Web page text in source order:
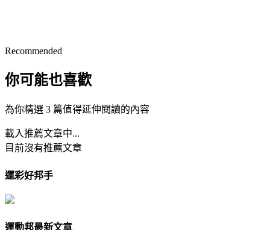
Recommended
你可能也喜歡
為你精選 3 篇值得延伸閱讀的內容
載入推薦文章中...
目前沒有推薦文章
運彩好邦手
運動邦最新文章